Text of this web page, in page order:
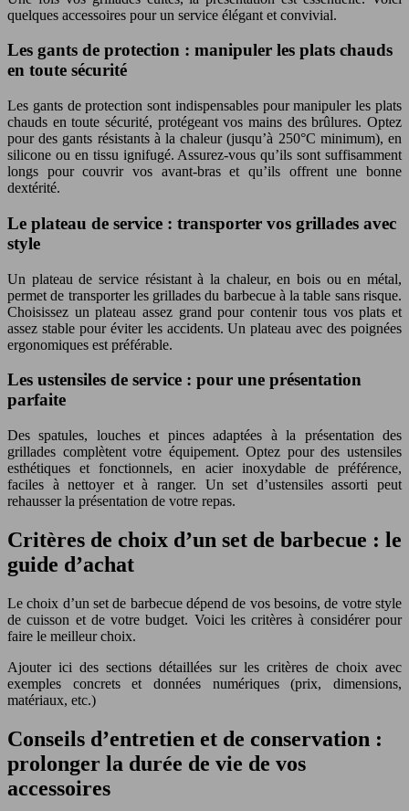
quelques accessoires pour un service élégant et convivial.
Les gants de protection : manipuler les plats chauds
en toute sécurité
Les gants de protection sont indispensables pour manipuler les plats
chauds en toute sécurité, protégeant vos mains des brûlures. Optez
pour des gants résistants à la chaleur (jusqu’à 250°C minimum), en
silicone ou en tissu ignifugé. Assurez-vous qu’ils sont suffisamment
longs pour couvrir vos avant-bras et qu’ils offrent une bonne
dextérité.
Le plateau de service : transporter vos grillades avec
style
Un plateau de service résistant à la chaleur, en bois ou en métal,
permet de transporter les grillades du barbecue à la table sans risque.
Choisissez un plateau assez grand pour contenir tous vos plats et
assez stable pour éviter les accidents. Un plateau avec des poignées
ergonomiques est préférable.
Les ustensiles de service : pour une présentation
parfaite
Des spatules, louches et pinces adaptées à la présentation des
grillades complètent votre équipement. Optez pour des ustensiles
esthétiques et fonctionnels, en acier inoxydable de préférence,
faciles à nettoyer et à ranger. Un set d’ustensiles assorti peut
rehausser la présentation de votre repas.
Critères de choix d’un set de barbecue : le
guide d’achat
Le choix d’un set de barbecue dépend de vos besoins, de votre style
de cuisson et de votre budget. Voici les critères à considérer pour
faire le meilleur choix.
Ajouter ici des sections détaillées sur les critères de choix avec
exemples concrets et données numériques (prix, dimensions,
matériaux, etc.)
Conseils d’entretien et de conservation :
prolonger la durée de vie de vos
accessoires